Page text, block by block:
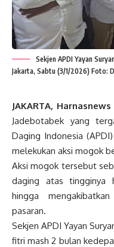
Sekjen APDI Yayan
Jakarta, Sabtu (3/1/2026) Foto:
JAKARTA, Harnasnews
Jadebotabek yang
Daging Indonesia
melekukan aksi mogok
Aksi mogok tersebut
daging atas tingginya
hingga
pasaran.
Sekjen APDI Yayan
fitri mash 2 bulan